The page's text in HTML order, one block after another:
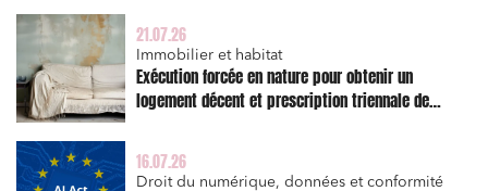
21.07.26
Immobilier et habitat
Exécution forcée en nature pour obtenir un
logement décent et prescription triennale de
16.07.26
Droit du numérique, données et conformité
Environnement
Urbanisme et aménagement
Banque finance et assurance
Droit des sociétés et Fusions-Acquisitions